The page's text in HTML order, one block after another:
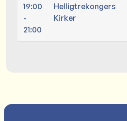
19:00
-
21:00
Helligtrekongers
Kirker